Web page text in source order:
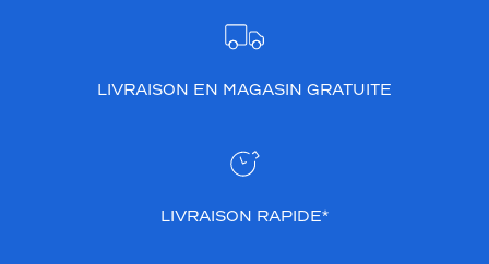
LIVRAISON EN MAGASIN GRATUITE
LIVRAISON RAPIDE*